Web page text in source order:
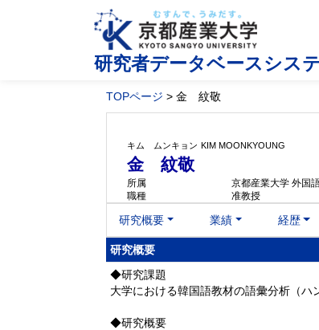
研究者データベースシス
TOPページ > 金 紋敬
キム ムンキョン KIM MOONKYOUNG
金 紋敬
所属
京都産業大学 外国
職種
准教授
研究概要 業績 経歴
研究概要
◆研究課題
大学における韓国語教材の語彙分析（ハ
◆研究概要